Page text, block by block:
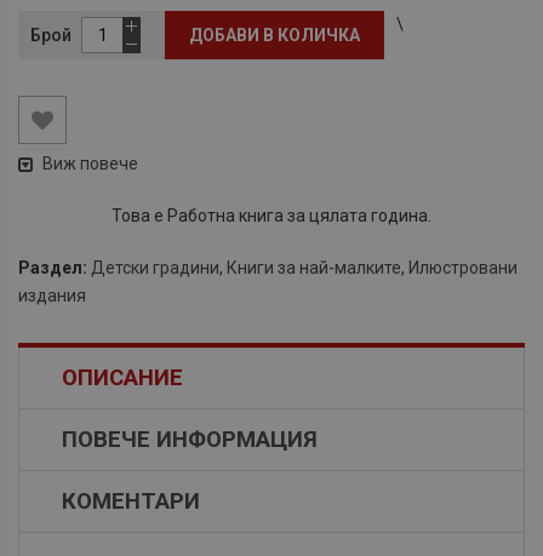
Брой ДОБАВИ В КОЛИЧКА
\
Виж повече
Това е Работна книга за цялата година.
Раздел: Детски градини, Книги за най-малките, Илюстровани
издания
ОПИСАНИЕ
ПОВЕЧЕ ИНФОРМАЦИЯ
КОМЕНТАРИ